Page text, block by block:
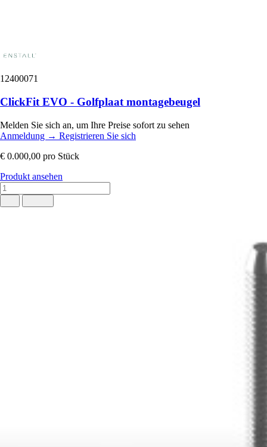
12400071
ClickFit EVO - Golfplaat montagebeugel
Melden Sie sich an, um Ihre Preise sofort zu sehen
Anmeldung → Registrieren Sie sich
€ 0.000,00 pro Stück
Produkt ansehen